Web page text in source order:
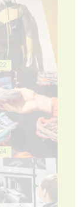
22
24